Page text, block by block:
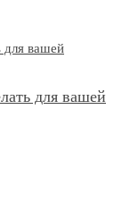
для вашей